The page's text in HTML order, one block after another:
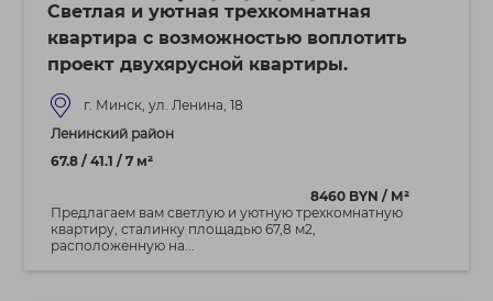
Светлая и уютная трехкомнатная
квартира с возможностью воплотить
проект двухярусной квартиры.
г. Минск, ул. Ленина, 18
Ленинский район
67.8 / 41.1 / 7 м²
8460 BYN / М²
Предлагаем вам светлую и уютную трехкомнатную
квартиру, сталинку площадью 67,8 м2,
расположенную на...